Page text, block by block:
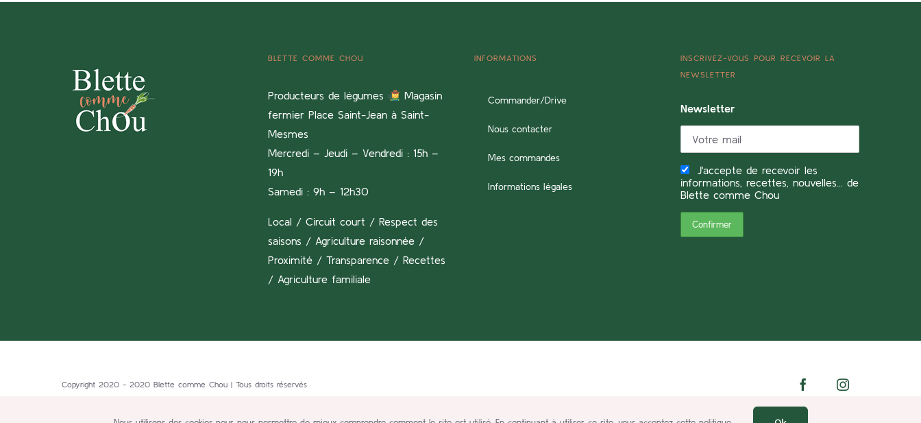
BLETTE COMME CHOU
Producteurs de légumes
Magasin
fermier Place Saint-Jean à Saint-
Mesmes
Mercredi – Jeudi – Vendredi : 15h –
19h
Samedi : 9h – 12h30
Local / Circuit court / Respect des
saisons / Agriculture raisonnée /
Proximité / Transparence / Recettes
/ Agriculture familiale
INFORMATIONS
Commander/Drive
Nous contacter
Mes commandes
Informations légales
INSCRIVEZ-VOUS POUR RECEVOIR LA
NEWSLETTER
Newsletter
J'accepte de recevoir les
informations, recettes, nouvelles... de
Blette comme Chou
Copyright 2020 - 2020 Blette comme Chou | Tous droits réservés FacebookInstagram